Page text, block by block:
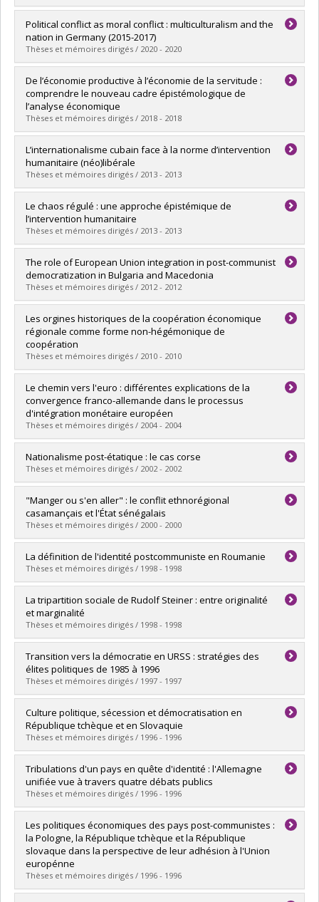
Diplômé(e) :Gratiollet, Théo
Cycle : Maîtrise
Diplôme obtenu :M. Sc.
Lien vers le document dans Papyrus
Political conflict as moral conflict : multiculturalism and the
nation in Germany (2015-2017)
Thèses et mémoires dirigés / 2020 - 2020
Diplômé(e) :Carls, Paul
Cycle :Doctorat
Diplôme obtenu :Ph. D.
Lien vers le document dans Papyrus
De l’économie productive à l’économie de la servitude :
comprendre le nouveau cadre épistémologique de
l’analyse économique
Thèses et mémoires dirigés / 2018 - 2018
Diplômé(e) :Legault Mallette, Carl
Cycle :Maîtrise
Diplôme obtenu :M. Sc.
Lien vers le document dans Papyrus
L’internationalisme cubain face à la norme d’intervention
humanitaire (néo)libérale
Thèses et mémoires dirigés / 2013 - 2013
Diplômé(e) :Grenon, Marie Michèle
Cycle :Maîtrise
Diplôme obtenu :M. Sc.
Lien vers le document dans Papyrus
Le chaos régulé : une approche épistémique de
l’intervention humanitaire
Thèses et mémoires dirigés / 2013 - 2013
Diplômé(e) :St-Paul, Rose-Anne
Cycle :Maîtrise
Diplôme obtenu :M. Sc.
Lien vers le document dans Papyrus
The role of European Union integration in post-communist
democratization in Bulgaria and Macedonia
Thèses et mémoires dirigés / 2012 - 2012
Diplômé(e) :Mitropolitski, Simeon
Cycle :Doctorat
Diplôme obtenu :
Lien vers le document dans Papyrus
Les orgines historiques de la coopération économique
régionale comme forme non-hégémonique de
coopération
Thèses et mémoires dirigés / 2010 - 2010
Diplômé(e) :Augustynek, Dariusz
Cycle :Maîtrise
Diplôme obtenu :M. Sc.
Lien vers le document dans Papyrus
Le chemin vers l'euro : différentes explications de la
convergence franco-allemande dans le processus
d'intégration monétaire européen
Thèses et mémoires dirigés / 2004 - 2004
Diplômé(e) : Jacob, Chloé
Cycle : Maîtrise
Diplôme obtenu :M. Sc.
Nationalisme post-étatique : le cas corse
Thèses et mémoires dirigés / 2002 - 2002
Diplômé(e) :Lapointe, Mathieu
Cycle :Maîtrise
Diplôme obtenu :M. Sc.
Lien vers le document dans Papyrus
"Manger ou s'en aller" : le conflit ethnorégional
casamançais et l'État sénégalais
Thèses et mémoires dirigés / 2000 - 2000
Diplômé(e) :Gasser, Geneviève
Cycle : Doctorat
Diplôme obtenu :Ph. D.
La définition de l'identité postcommuniste en Roumanie
Thèses et mémoires dirigés / 1998 - 1998
Diplômé(e) : Tomescu Hatto, Odette
Cycle :Maîtrise
Diplôme obtenu :M. Sc.
Lien vers le document dans Papyrus
La tripartition sociale de Rudolf Steiner : entre originalité
et marginalité
Thèses et mémoires dirigés / 1998 - 1998
Diplômé(e) :Launaz, Philippe
Cycle :Maîtrise
Diplôme obtenu :M. Sc.
Lien vers le document dans Papyrus
Transition vers la démocratie en URSS : stratégies des
élites politiques de 1985 à 1996
Thèses et mémoires dirigés / 1997 - 1997
Diplômé(e) :Caya, Marie-Claude
Cycle :Maîtrise
Diplôme obtenu :M. Sc.
Lien vers le document dans Papyrus
Culture politique, sécession et démocratisation en
République tchèque et en Slovaquie
Thèses et mémoires dirigés / 1996 - 1996
Diplômé(e) :Lemieux, Caroline
Cycle :Maîtrise
Diplôme obtenu :M. Sc.
Lien vers le document dans Papyrus
Tribulations d'un pays en quête d'identité : l'Allemagne
unifiée vue à travers quatre débats publics
Thèses et mémoires dirigés / 1996 - 1996
Diplômé(e) :Moerkerken, Ericka L.
Cycle :Maîtrise
Diplôme obtenu :M. Sc.
Lien vers le document dans Papyrus
Les politiques économiques des pays post-communistes :
la Pologne, la République tchèque et la République
slovaque dans la perspective de leur adhésion à l'Union
europénne
Thèses et mémoires dirigés / 1996 - 1996